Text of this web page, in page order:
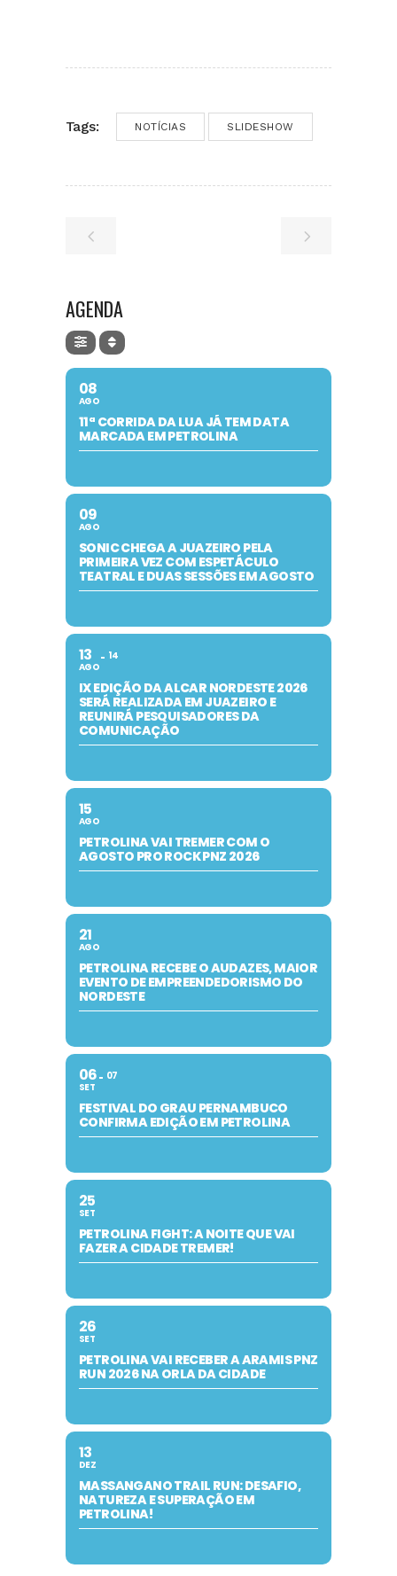
Tags: NOTÍCIAS SLIDESHOW
AGENDA
08
AGO
11ª CORRIDA DA LUA JÁ TEM DATA
MARCADA EM PETROLINA
09
AGO
SONIC CHEGA A JUAZEIRO PELA
PRIMEIRA VEZ COM ESPETÁCULO
TEATRAL E DUAS SESSÕES EM AGOSTO
13
AGO
14
IX EDIÇÃO DA ALCAR NORDESTE 2026
SERÁ REALIZADA EM JUAZEIRO E
REUNIRÁ PESQUISADORES DA
COMUNICAÇÃO
15
AGO
PETROLINA VAI TREMER COM O
AGOSTO PRO ROCK PNZ 2026
21
AGO
PETROLINA RECEBE O AUDAZES, MAIOR
EVENTO DE EMPREENDEDORISMO DO
NORDESTE
06
SET
07
FESTIVAL DO GRAU PERNAMBUCO
CONFIRMA EDIÇÃO EM PETROLINA
25
SET
PETROLINA FIGHT: A NOITE QUE VAI
FAZER A CIDADE TREMER!
26
SET
PETROLINA VAI RECEBER A ARAMIS PNZ
RUN 2026 NA ORLA DA CIDADE
13
DEZ
MASSANGANO TRAIL RUN: DESAFIO,
NATUREZA E SUPERAÇÃO EM
PETROLINA!